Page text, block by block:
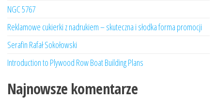
NGC 5767
Reklamowe cukierki z nadrukiem – skuteczna i słodka forma promocji
Serafin Rafał Sokołowski
Introduction to Plywood Row Boat Building Plans
Najnowsze komentarze